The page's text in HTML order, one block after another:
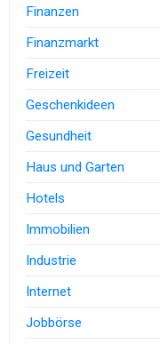
Finanzen
Finanzmarkt
Freizeit
Geschenkideen
Gesundheit
Haus und Garten
Hotels
Immobilien
Industrie
Internet
Jobbörse